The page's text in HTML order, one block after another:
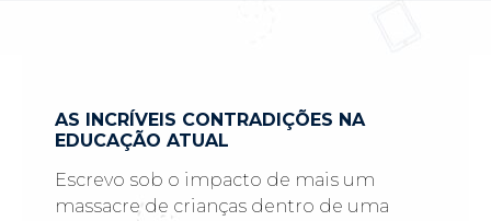
AS INCRÍVEIS CONTRADIÇÕES NA
EDUCAÇÃO ATUAL
Escrevo sob o impacto de mais um
massacre de crianças dentro de uma